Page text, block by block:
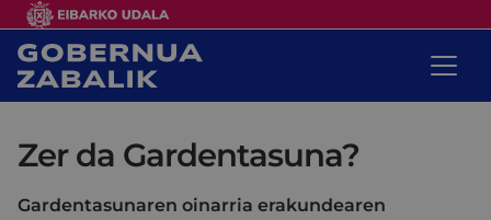
Zer da Gardentasuna?
Gardentasunaren oinarria erakundearen